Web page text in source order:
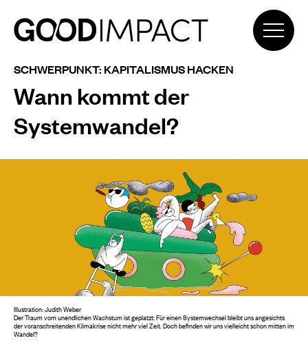
SCHWERPUNKT: KAPITALISMUS HACKEN
Wann kommt der
Systemwandel?
Illustration: Judith Weber
Der Traum vom unendlichen Wachstum ist geplatzt: Für einen Systemwechsel bleibt uns angesichts
der voranschreitenden Klimakrise nicht mehr viel Zeit. Doch befinden wir uns vielleicht schon mitten im
Wandel?